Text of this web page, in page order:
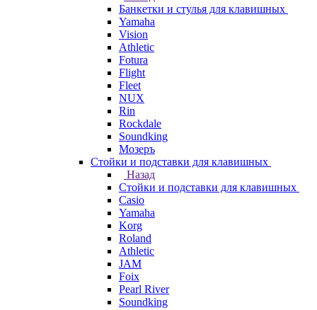
Банкетки и стулья для клавишных
Yamaha
Vision
Athletic
Fotura
Flight
Fleet
NUX
Rin
Rockdale
Soundking
Мозеръ
Стойки и подставки для клавишных
Назад
Стойки и подставки для клавишных
Casio
Yamaha
Korg
Roland
Athletic
JAM
Foix
Pearl River
Soundking